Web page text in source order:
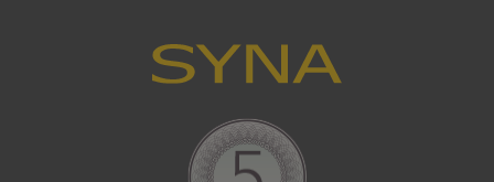
ASP.NET_SessionId
Corporation
upplysningar.syna.se